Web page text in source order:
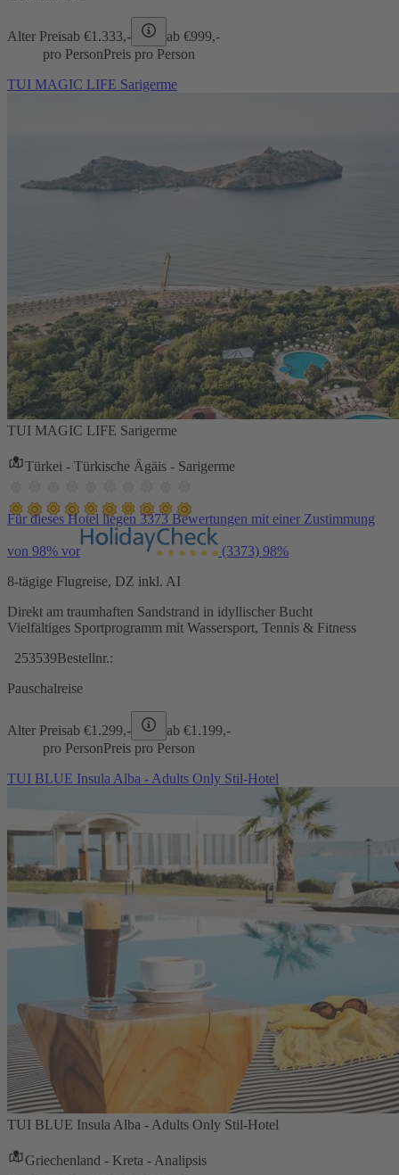
Alter Preisab €1.333,- ab €999,-
pro PersonPreis pro Person
TUI MAGIC LIFE Sarigerme
TUI MAGIC LIFE Sarigerme
Türkei - Türkische Ägäis - Sarigerme
Für dieses Hotel liegen 3373 Bewertungen mit einer Zustimmung
von 98% vor (3373) 98%
8-tägige Flugreise, DZ inkl. AI
Direkt am traumhaften Sandstrand in idyllischer Bucht
Vielfältiges Sportprogramm mit Wassersport, Tennis & Fitness
253539Bestellnr.:
Pauschalreise
Alter Preisab €1.299,- ab €1.199,-
pro PersonPreis pro Person
TUI BLUE Insula Alba - Adults Only Stil-Hotel
TUI BLUE Insula Alba - Adults Only Stil-Hotel
Griechenland - Kreta - Analipsis